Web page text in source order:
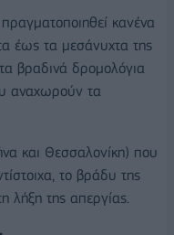
κανένα
έως τα μεσάνυχτα της
βραδινά δρομολόγια
αναχωρούν τα
και Θεσσαλονίκη) που
το βράδυ της
λήξη της απεργίας.